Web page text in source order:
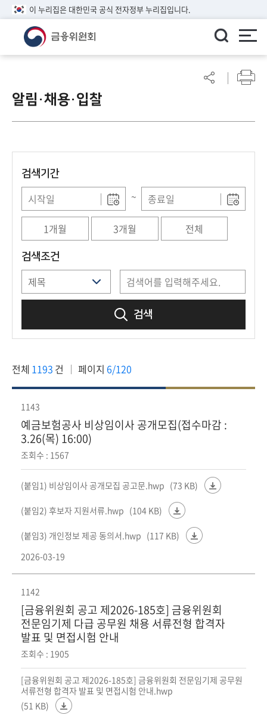
이 누리집은 대한민국 공식 전자정부 누리집입니다.
린
이알
개
알림·채용·입찰
검색기간
~
1개월 3개월 전체
검색조건
검색
전체 1193 건 페이지 6/120
1143
예금보험공사 비상임이사 공개모집(접수마감 :
3.26(목) 16:00)
조회수 : 1567
(붙임1) 비상임이사 공개모집 공고문.hwp (73 KB)
(붙임2) 후보자 지원서류.hwp (104 KB)
(붙임3) 개인정보 제공 동의서.hwp (117 KB)
2026-03-19
1142
[금융위원회 공고 제2026-185호] 금융위원회
전문임기제 다급 공무원 채용 서류전형 합격자
발표 및 면접시험 안내
조회수 : 1905
[금융위원회 공고 제2026-185호] 금융위원회 전문임기제 공무원
서류전형 합격자 발표 및 면접시험 안내.hwp
(51 KB)